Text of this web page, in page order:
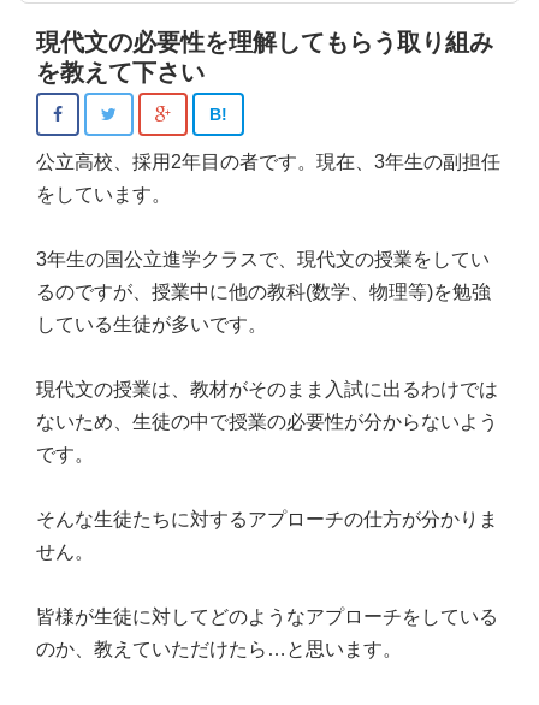
現代文の必要性を理解してもらう取り組み
を教えて下さい
B!
公立高校、採用2年目の者です。現在、3年生の副担任
をしています。
3年生の国公立進学クラスで、現代文の授業をしてい
るのですが、授業中に他の教科(数学、物理等)を勉強
している生徒が多いです。
現代文の授業は、教材がそのまま入試に出るわけでは
ないため、生徒の中で授業の必要性が分からないよう
です。
そんな生徒たちに対するアプローチの仕方が分かりま
せん。
皆様が生徒に対してどのようなアプローチをしている
のか、教えていただけたら…と思います。